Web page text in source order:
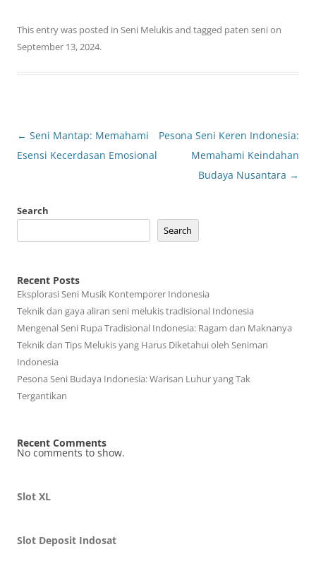
This entry was posted in Seni Melukisand tagged paten senion
September 13, 2024.
Post
navigation
← Seni Mantap: Memahami
Esensi Kecerdasan Emosional
Pesona Seni Keren Indonesia:
Memahami Keindahan
Budaya Nusantara →
Search
Search
Recent Posts
Eksplorasi Seni Musik Kontemporer Indonesia
Teknik dan gaya aliran seni melukis tradisional Indonesia
Mengenal Seni Rupa Tradisional Indonesia: Ragam dan Maknanya
Teknik dan Tips Melukis yang Harus Diketahui oleh Seniman
Indonesia
Pesona Seni Budaya Indonesia: Warisan Luhur yang Tak
Tergantikan
Recent Comments
No comments to show.
Slot XL
Slot Deposit Indosat